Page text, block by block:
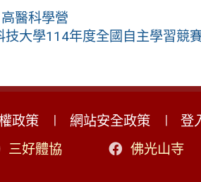
醫科學營
技大學114年度全國自主學習競
政策 網站安全政策
登
三好體協 佛光山寺